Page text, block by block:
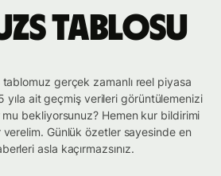
tablosu
gerçek zamanlı reel piyasa
yıla ait geçmiş verileri görüntülemenizi
bekliyorsunuz? Hemen kur bildirimi
verelim. Günlük özetler sayesinde en
asla kaçırmazsınız.